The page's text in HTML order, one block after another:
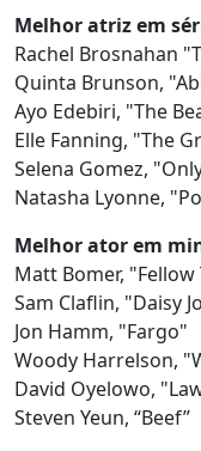
Melhor atriz em
Rachel Brosnahan
Quinta Brunson,
Ayo Edebiri, "The
Elle Fanning, "The
Selena Gomez,
Natasha Lyonne,
Melhor ator em
Matt Bomer, "Fellow
Sam Claflin, "Daisy
Jon Hamm, "Fargo"
Woody Harrelson,
David Oyelowo,
Steven Yeun, “Beef”